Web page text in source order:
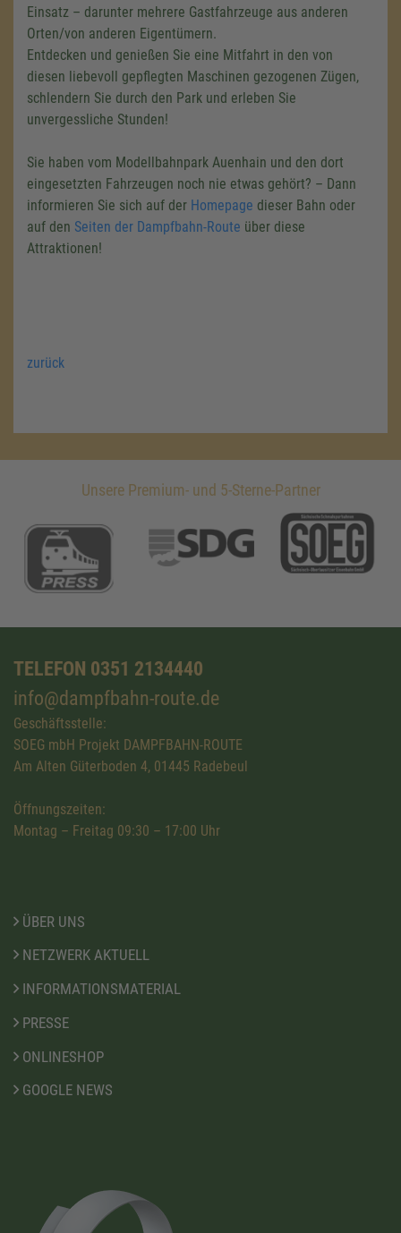
Einsatz – darunter mehrere Gastfahrzeuge aus anderen
Orten/von anderen Eigentümern.
Entdecken und genießen Sie eine Mitfahrt in den von
diesen liebevoll gepflegten Maschinen gezogenen Zügen,
schlendern Sie durch den Park und erleben Sie
unvergessliche Stunden!
Sie haben vom Modellbahnpark Auenhain und den dort
eingesetzten Fahrzeugen noch nie etwas gehört? – Dann
informieren Sie sich auf der Homepage dieser Bahn oder
auf den Seiten der Dampfbahn-Route über diese
Attraktionen!
zurück
Unsere Premium- und 5-Sterne-Partner
TELEFON 0351 2134440
info@dampfbahn-route.de
Geschäftsstelle:
SOEG mbH Projekt DAMPFBAHN-ROUTE
Am Alten Güterboden 4, 01445 Radebeul
Öffnungszeiten:
Montag – Freitag 09:30 – 17:00 Uhr
ÜBER UNS
NETZWERK AKTUELL
INFORMATIONSMATERIAL
PRESSE
ONLINESHOP
GOOGLE NEWS